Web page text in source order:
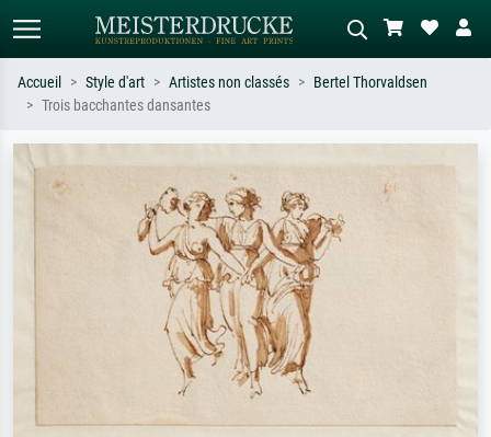
Recherchez par artiste, titre ou style –
ex. Monet, Nuit étoilée,
impressionnisme, vague de Hokusai,
abstrait avec beaucoup de rouge,
tableau sombre, nu debout près d'un
Accueil Style d'art Artistes non classés
Bertel Thorvaldsen
Trois bacchantes dansantes